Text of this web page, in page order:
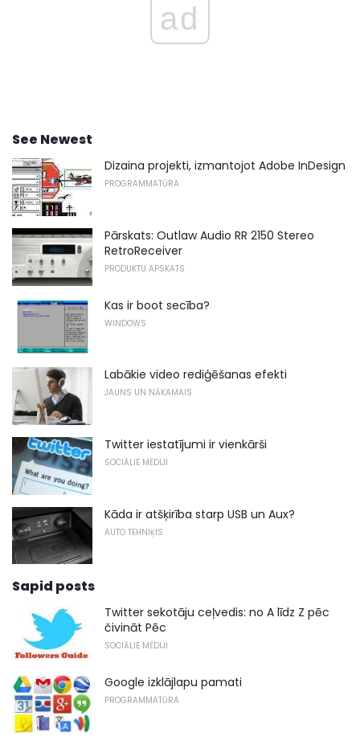
ad
See Newest
Dizaina projekti, izmantojot Adobe InDesign
PROGRAMMATŪRA
Pārskats: Outlaw Audio RR 2150 Stereo
RetroReceiver
PRODUKTU APSKATS
Kas ir boot secība?
WINDOWS
Labākie video rediģēšanas efekti
JAUNS UN NĀKAMAIS
Twitter iestatījumi ir vienkārši
SOCIĀLIE MĒDIJI
Kāda ir atšķirība starp USB un Aux?
AUTO TEHNIĶIS
Sapid posts
Twitter sekotāju ceļvedis: no A līdz Z pēc
čivināt Pēc
SOCIĀLIE MĒDIJI
Google izklājlapu pamati
PROGRAMMATŪRA